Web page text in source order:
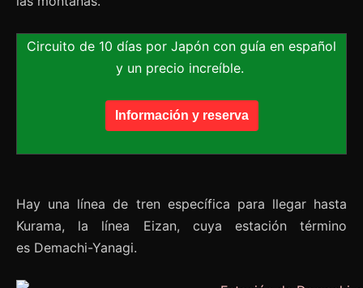
Circuito de 10 días por Japón con guía en español
y un precio increíble.
Información y reserva
Hay una línea de tren específica para llegar hasta
Kurama, la línea Eizan, cuya estación término
es Demachi-Yanagi.